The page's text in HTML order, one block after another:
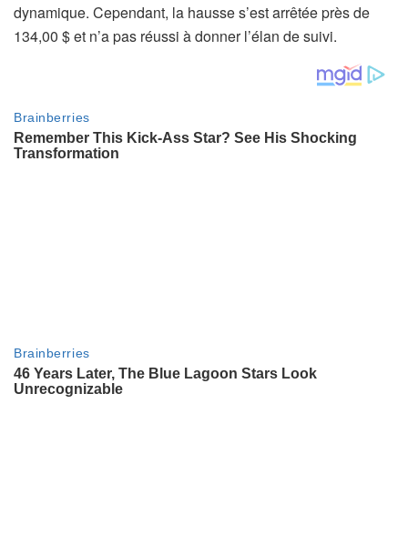
dynamique. Cependant, la hausse s’est arrêtée près de
134,00 $ et n’a pas réussi à donner l’élan de suivi.